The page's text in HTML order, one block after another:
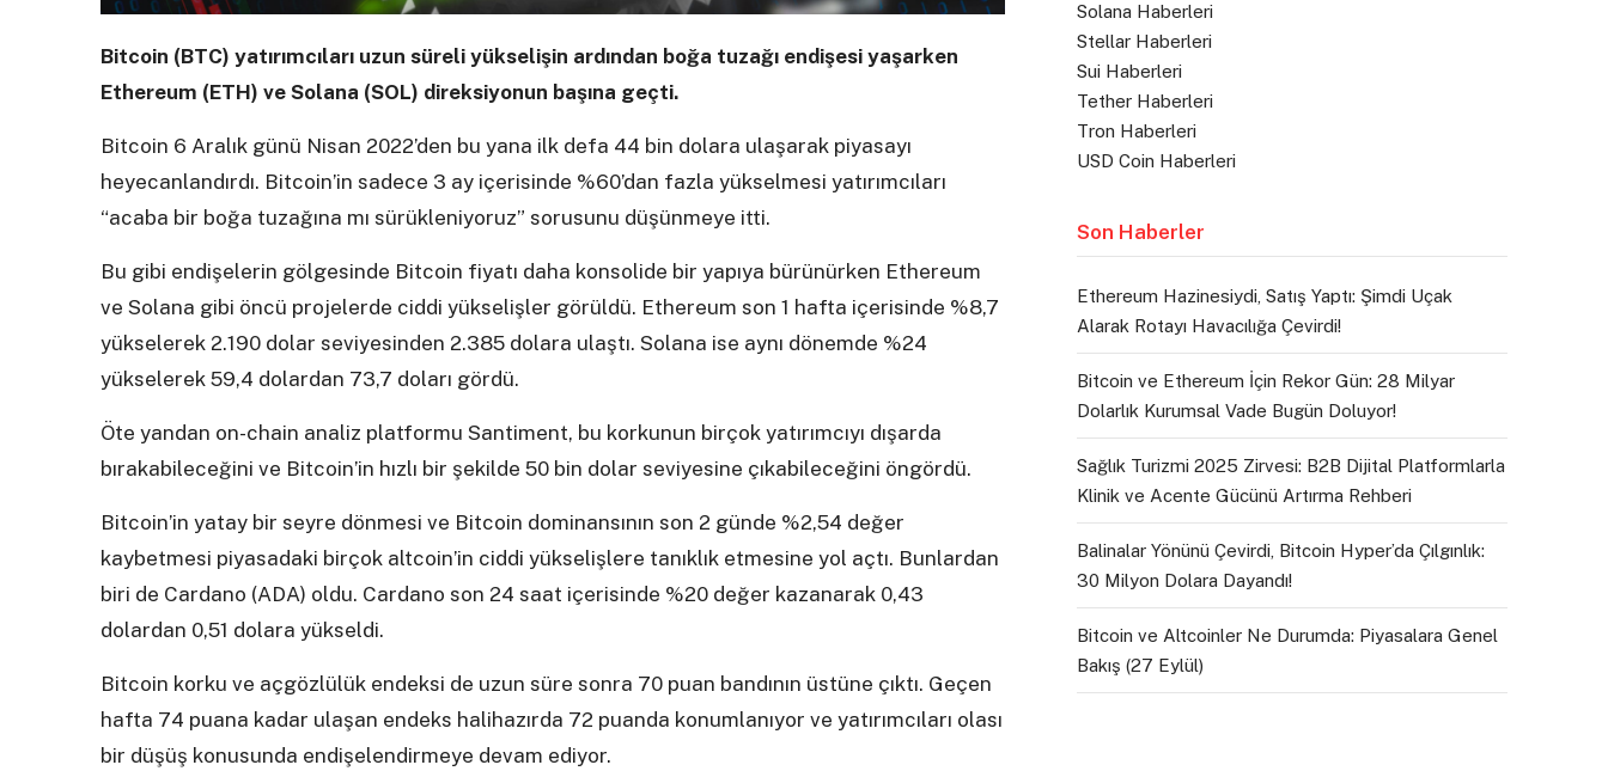
Bitcoin (BTC) yatırımcıları uzun süreli yükselişin ardından boğa tuzağı endişesi yaşarken
Ethereum (ETH) ve Solana (SOL) direksiyonun başına geçti.
Bitcoin 6 Aralık günü Nisan 2022’den bu yana ilk defa 44 bin dolara ulaşarak piyasayı
heyecanlandırdı. Bitcoin’in sadece 3 ay içerisinde %60’dan fazla yükselmesi yatırımcıları
“acaba bir boğa tuzağına mı sürükleniyoruz” sorusunu düşünmeye itti.
Bu gibi endişelerin gölgesinde Bitcoin fiyatı daha konsolide bir yapıya bürünürken Ethereum
ve Solana gibi öncü projelerde ciddi yükselişler görüldü. Ethereum son 1 hafta içerisinde %8,7
yükselerek 2.190 dolar seviyesinden 2.385 dolara ulaştı. Solana ise aynı dönemde %24
yükselerek 59,4 dolardan 73,7 doları gördü.
Öte yandan on-chain analiz platformu Santiment, bu korkunun birçok yatırımcıyı dışarda
bırakabileceğini ve Bitcoin’in hızlı bir şekilde 50 bin dolar seviyesine çıkabileceğini öngördü.
Bitcoin’in yatay bir seyre dönmesi ve Bitcoin dominansının son 2 günde %2,54 değer
kaybetmesi piyasadaki birçok altcoin’in ciddi yükselişlere tanıklık etmesine yol açtı. Bunlardan
biri de Cardano (ADA) oldu. Cardano son 24 saat içerisinde %20 değer kazanarak 0,43
dolardan 0,51 dolara yükseldi.
Bitcoin korku ve açgözlülük endeksi de uzun süre sonra 70 puan bandının üstüne çıktı. Geçen
hafta 74 puana kadar ulaşan endeks halihazırda 72 puanda konumlanıyor ve yatırımcıları olası
bir düşüş konusunda endişelendirmeye devam ediyor.
Solana Haberleri
Stellar Haberleri
Sui Haberleri
Tether Haberleri
Tron Haberleri
USD Coin Haberleri
Son Haberler
Ethereum Hazinesiydi, Satış Yaptı: Şimdi Uçak
Alarak Rotayı Havacılığa Çevirdi!
Bitcoin ve Ethereum İçin Rekor Gün: 28 Milyar
Dolarlık Kurumsal Vade Bugün Doluyor!
Sağlık Turizmi 2025 Zirvesi: B2B Dijital Platformlarla
Klinik ve Acente Gücünü Artırma Rehberi
Balinalar Yönünü Çevirdi, Bitcoin Hyper’da Çılgınlık:
30 Milyon Dolara Dayandı!
Bitcoin ve Altcoinler Ne Durumda: Piyasalara Genel
Bakış (27 Eylül)